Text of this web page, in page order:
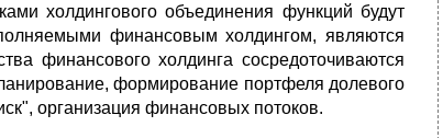
холдингового объединения функций будут
финансовым холдингом, являются
финансового холдинга сосредоточиваются
формирование портфеля долевого
организация финансовых потоков.